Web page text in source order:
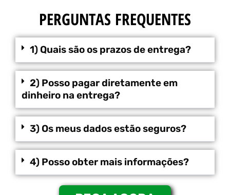
PERGUNTAS FREQUENTES
1) Quais são os prazos de entrega?
2) Posso pagar diretamente em
dinheiro na entrega?
3) Os meus dados estão seguros?
4) Posso obter mais informações?